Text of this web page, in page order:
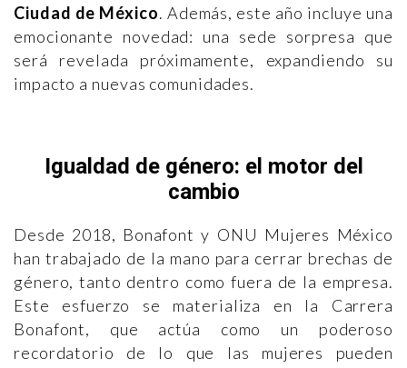
Ciudad de México. Además, este año incluye una
emocionante novedad: una sede sorpresa que
será revelada próximamente, expandiendo su
impacto a nuevas comunidades.
Igualdad de género: el motor del
cambio
Desde 2018, Bonafont y ONU Mujeres México
han trabajado de la mano para cerrar brechas de
género, tanto dentro como fuera de la empresa.
Este esfuerzo se materializa en la Carrera
Bonafont, que actúa como un poderoso
recordatorio de lo que las mujeres pueden